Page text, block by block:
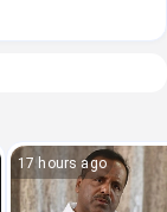
17 hours ago